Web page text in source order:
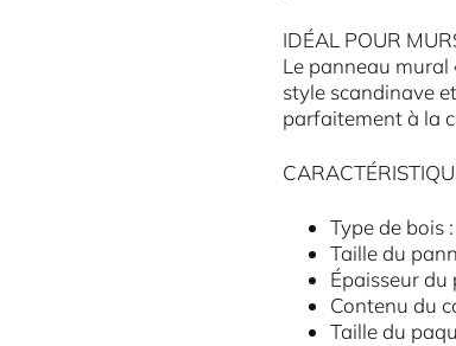
IDÉAL POUR
Le panneau mural
style scandinave
parfaitement à la
Type de bois
Taille du
Épaisseur du
Contenu du
Taille du